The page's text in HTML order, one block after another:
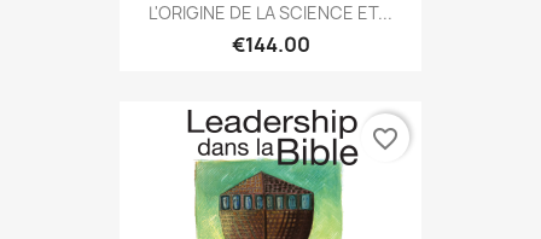
L'ORIGINE DE LA SCIENCE ET...
€144.00
favorite_border